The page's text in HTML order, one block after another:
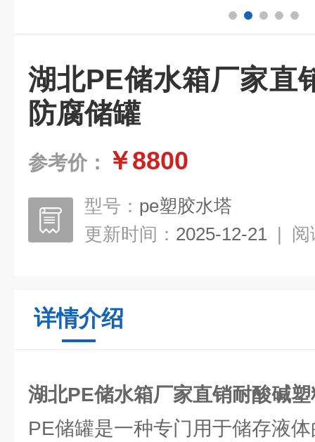
湖北PE储水箱厂家直
防腐储罐
参考价： ￥8800
型号： pe塑胶水塔
更新时间： 2025-12-21 | 阅
详情介绍
湖北PE储水箱厂家直销耐酸碱
PE储罐是一种专门用于储存液